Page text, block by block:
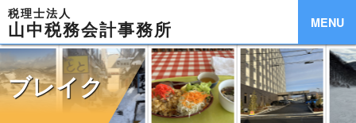
MENU
税理士法人
山中税務会計事務所
ブレイク